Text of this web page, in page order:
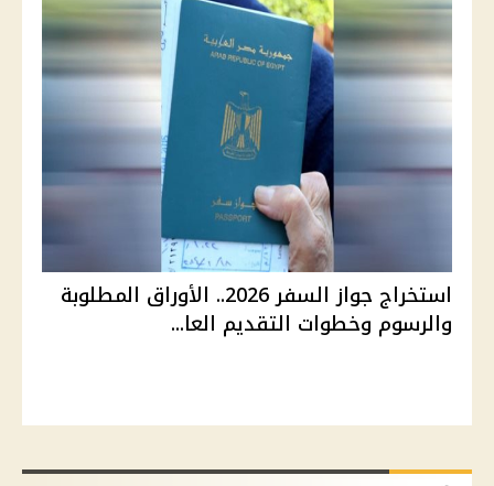
استخراج جواز السفر 2026.. الأوراق المطلوبة
والرسوم وخطوات التقديم العا...